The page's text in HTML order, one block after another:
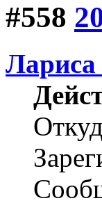
#558
Лариса